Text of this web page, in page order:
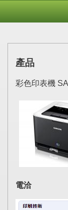
產品
彩色印表機
電洽